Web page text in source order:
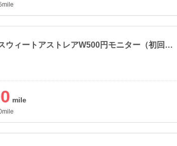
レアスウィートアストレアW500円モニター（初回定期500円）